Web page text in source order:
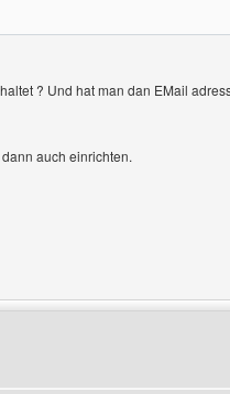
? Und hat man dan EMail
auch einrichten.